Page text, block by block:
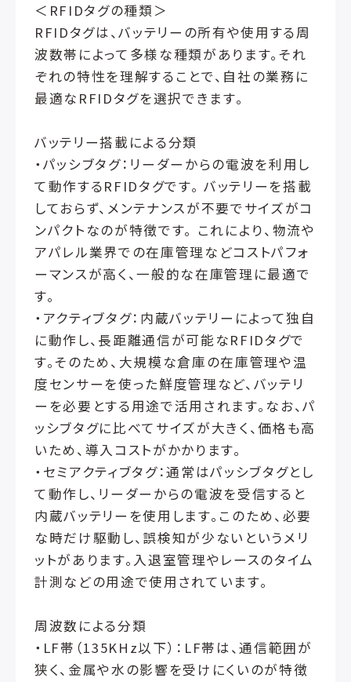
＜RFIDタグの種類＞
RFIDタグは、バッテリーの所有や使用する周
波数帯によって多様な種類があります。それ
ぞれの特性を理解することで、自社の業務に
最適なRFIDタグを選択できます。
バッテリー搭載による分類
・パッシブタグ：リーダーからの電波を利用し
て動作するRFIDタグです。 バッテリーを搭載
しておらず、メンテナンスが不要でサイズがコ
ンパクトなのが特徴です。 これにより、物流や
アパレル業界での在庫管理などコストパフォ
ーマンスが高く、一般的な在庫管理に最適で
す。
・アクティブタグ：内蔵バッテリーによって独自
に動作し、長距離通信が可能なRFIDタグで
す。そのため、大規模な倉庫の在庫管理や温
度センサーを使った鮮度管理など、バッテリ
ーを必要とする用途で活用されます。なお、パ
ッシブタグに比べてサイズが大きく、価格も高
いため、導入コストがかかります。
・セミアクティブタグ：通常はパッシブタグとし
て動作し、リーダーからの電波を受信すると
内蔵バッテリーを使用します。このため、必要
な時だけ駆動し、誤検知が少ないというメリ
ットがあります。入退室管理やレースのタイム
計測などの用途で使用されています。
周波数による分類
・LF帯（135KHz以下）：LF帯は、通信範囲が
狭く、金属や水の影響を受けにくいのが特徴